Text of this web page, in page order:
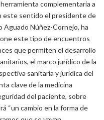
complementaria a
este sentido el presidente de
Núñez-Cornejo, ha
este tipo de encuentros
que permiten el desarrollo
el marco jurídico de la
sanitaria y jurídica del
clave de la medicina
del paciente, sobre
“un cambio en la forma de